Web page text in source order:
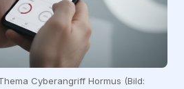
Cyberangriff Hormus (Bild: